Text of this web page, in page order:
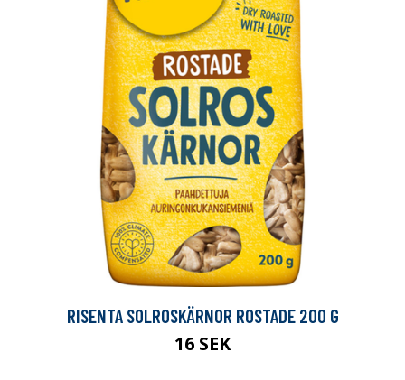
RISENTA SOLROSKÄRNOR ROSTADE 200 G
16 SEK